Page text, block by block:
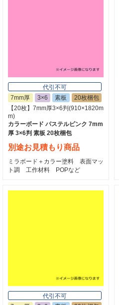
代引不可
7mm厚
3×6 素板
20枚梱包
【20枚】7mm厚3×6判(910×1820m
m)
カラーボード パステルピンク 7mm
厚 3×6判 素板 20枚梱包
別途お見積もり商品
ミラボード＋カラー塗料 表面マッ
ト調 工作材料 POPなど
代引不可